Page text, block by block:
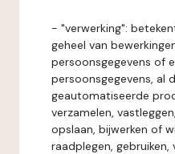
- "verwerking":
geheel van
persoonsgegevens of
persoonsgegevens, al
geautomatiseerde
verzamelen,
opslaan, bijwerken of
raadplegen,